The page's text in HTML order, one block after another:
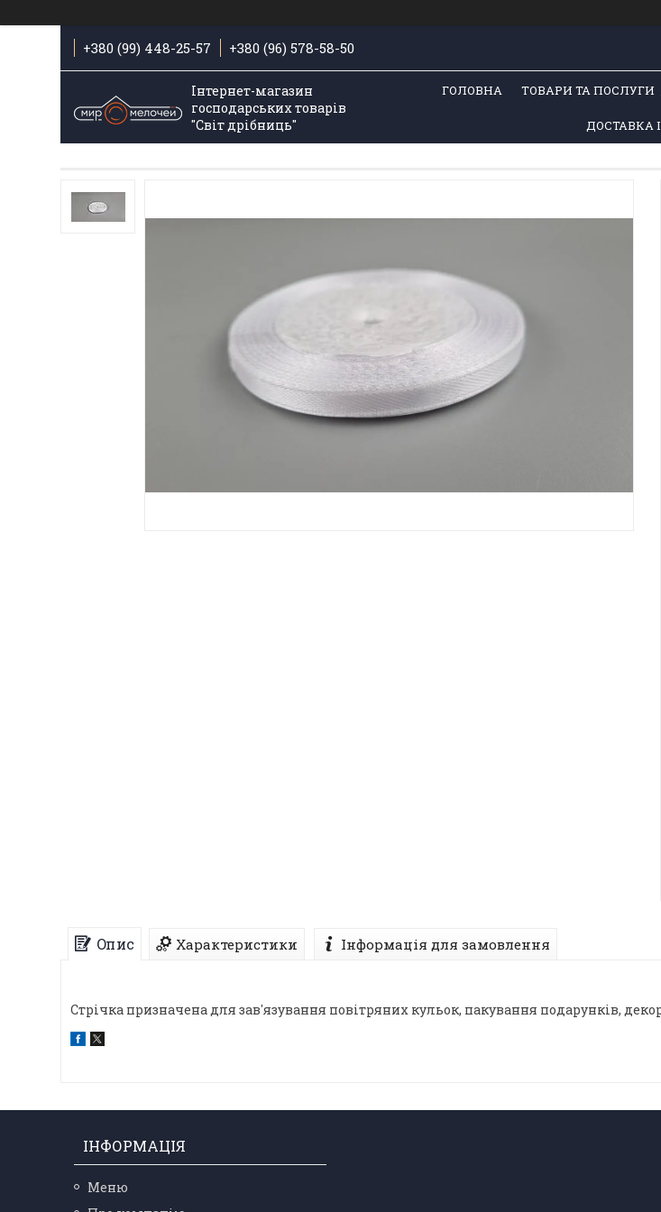
+380 (99) 448-25-57 +380 (96) 578-58-50
Інтернет-магазин
господарських товарів
"Світ дрібниць"
ГОЛОВНА ТОВАРИ ТА ПОСЛУГИ
ДОСТАВКА
Опис Характеристики Інформація для замовлення
Стрічка призначена для зав'язування повітряних кульок, пакування подарунків,
ІНФОРМАЦІЯ
Меню